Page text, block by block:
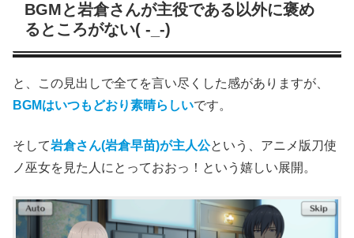
BGMと岩倉さんが主役である以外に褒め
るところがない( -_-)
と、この見出しで全てを言い尽くした感がありますが、
BGMはいつもどおり素晴らしいです。
そして岩倉さん(岩倉早苗)が主人公という、アニメ版刀使
ノ巫女を見た人にとっておおっ！という嬉しい展開。